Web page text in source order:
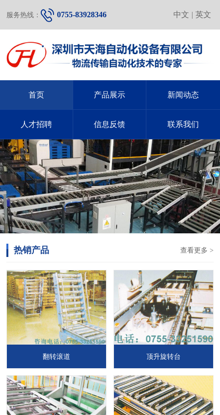
中文 | 英文
服务热线： 0755-83928346
首页 产品展示 新闻动态
人才招聘 信息反馈 联系我们
查看更多 >
热销产品
翻转滚道 顶升旋转台